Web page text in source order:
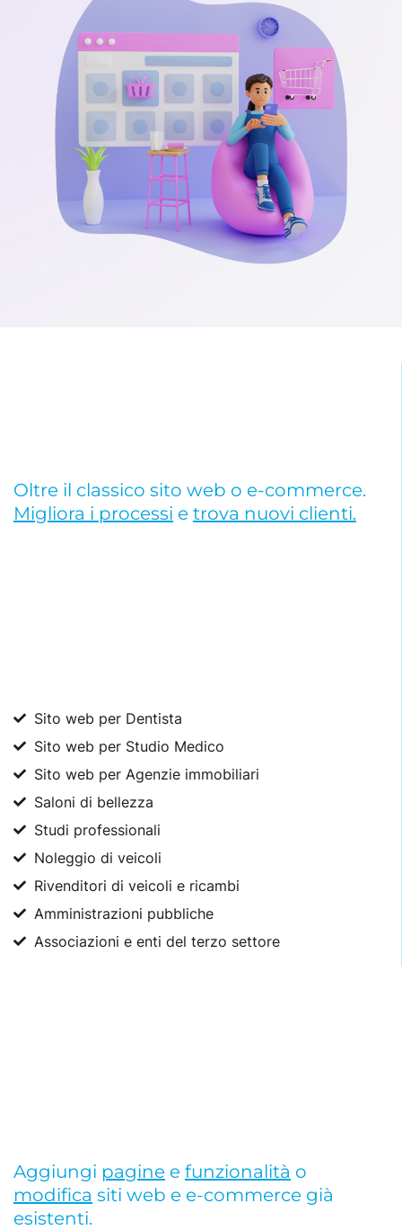
Oltre il classico sito web o e-commerce.
Migliora i processi e trova nuovi clienti.
Sito web per Dentista
Sito web per Studio Medico
Sito web per Agenzie immobiliari
Saloni di bellezza
Studi professionali
Noleggio di veicoli
Rivenditori di veicoli e ricambi
Amministrazioni pubbliche
Associazioni e enti del terzo settore
Aggiungi pagine e funzionalità o
modifica siti web e e-commerce già
esistenti.